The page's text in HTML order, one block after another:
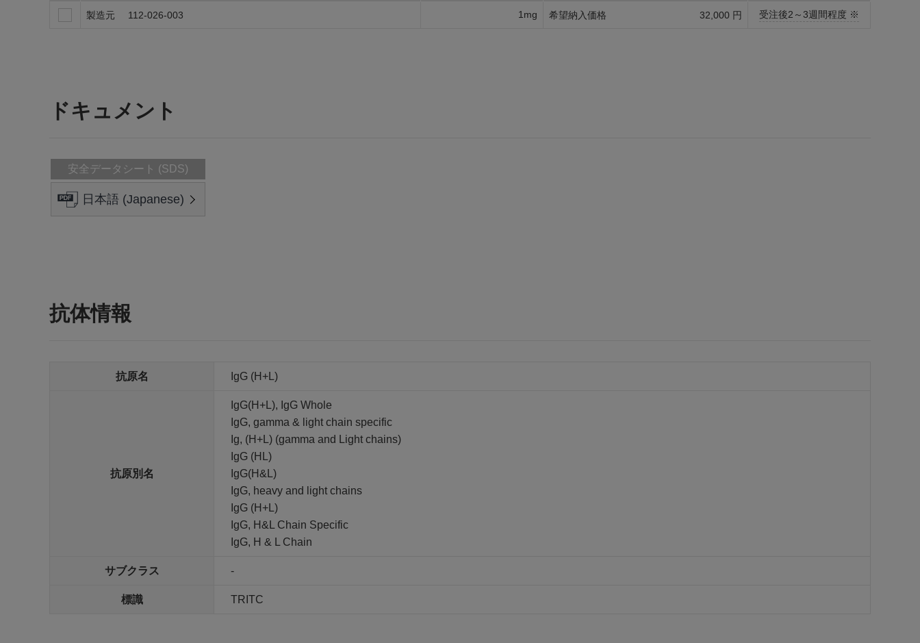
製造元 112-026-003 1mg 希望納入価格 32,000 円 受注後2～3週間程度 ※
ドキュメント
安全データシート (SDS)
日本語 (Japanese)
抗体情報
抗原名 IgG (H+L)
抗原別名
IgG(H+L), IgG Whole
IgG, gamma & light chain specific
Ig, (H+L) (gamma and Light chains)
IgG (HL)
IgG(H&L)
IgG, heavy and light chains
IgG (H+L)
IgG, H&L Chain Specific
IgG, H & L Chain
サブクラス -
標識 TRITC